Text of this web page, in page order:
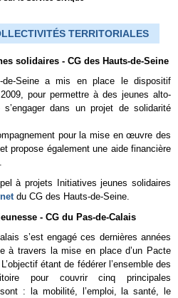
TERRITORIALES
solidaires - CG des Hauts-de-Seine
de-Seine a mis en place le dispositif
pour permettre à des jeunes alto-
dans un projet de solidarité
pour la mise en œuvre des
propose également une aide financière
à projets Initiatives jeunes solidaires
du CG des Hauts-de-Seine.
- CG du Pas-de-Calais
s’est engagé ces dernières années
à travers la mise en place d’un Pacte
étant de fédérer l’ensemble des
pour couvrir cinq principales
: la mobilité, l’emploi, la santé, le